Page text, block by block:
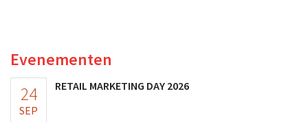
Evenementen
24
SEP
RETAIL MARKETING DAY 2026